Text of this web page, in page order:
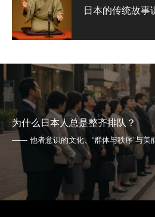
日本的传统故事
为什么日本人总是整齐排队？
—— 他者意识的文化、“群体与秩序”与美